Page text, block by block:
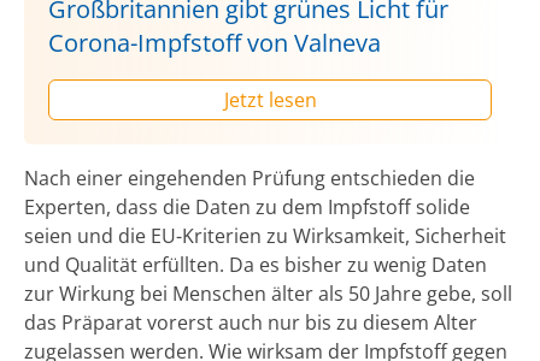
Großbritannien gibt grünes Licht für
Corona-Impfstoff von Valneva
Jetzt lesen
Nach einer eingehenden Prüfung entschieden die
Experten, dass die Daten zu dem Impfstoff solide
seien und die EU-Kriterien zu Wirksamkeit, Sicherheit
und Qualität erfüllten. Da es bisher zu wenig Daten
zur Wirkung bei Menschen älter als 50 Jahre gebe, soll
das Präparat vorerst auch nur bis zu diesem Alter
zugelassen werden. Wie wirksam der Impfstoff gegen